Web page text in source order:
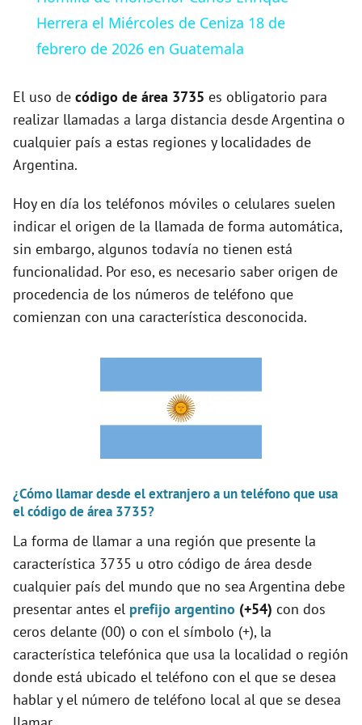
a
V
d
e
o
Herrera el Miércoles de Ceniza 18 de
febrero de 2026 en Guatemala
El uso de código de área 3735 es obligatorio para
realizar llamadas a larga distancia desde Argentina o
cualquier país a estas regiones y localidades de
Argentina.
Hoy en día los teléfonos móviles o celulares suelen
indicar el origen de la llamada de forma automática,
sin embargo, algunos todavía no tienen está
funcionalidad. Por eso, es necesario saber origen de
procedencia de los números de teléfono que
comienzan con una característica desconocida.
¿Cómo llamar desde el extranjero a un teléfono que usa
el código de área 3735?
La forma de llamar a una región que presente la
característica 3735 u otro código de área desde
cualquier país del mundo que no sea Argentina debe
presentar antes el prefijo argentino (+54) con dos
ceros delante (00) o con el símbolo (+), la
característica telefónica que usa la localidad o región
donde está ubicado el teléfono con el que se desea
hablar y el número de teléfono local al que se desea